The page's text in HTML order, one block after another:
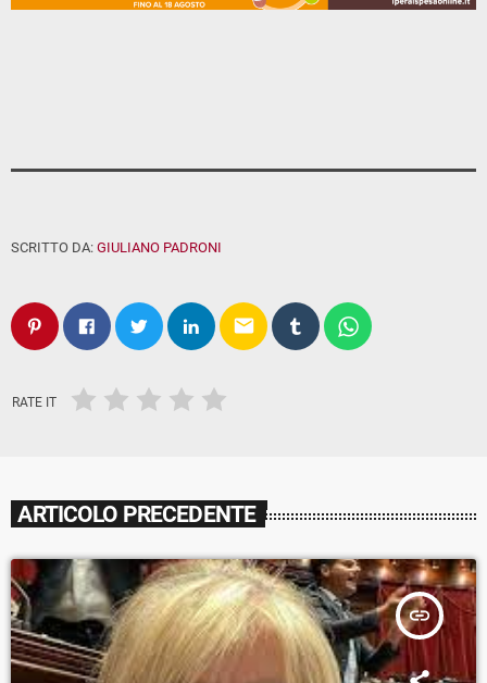
SCRITTO DA: GIULIANO PADRONI
email
RATE IT
ARTICOLO PRECEDENTE
insert_link